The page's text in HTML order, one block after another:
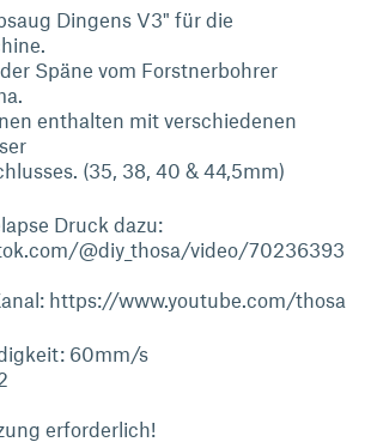
Dingens V3" für die
Späne vom Forstnerbohrer
enthalten mit verschiedenen
(35, 38, 40 & 44,5mm)
Druck dazu:
@diy_thosa/video/70236393
https://www.youtube.com/thosa
60mm/s
erforderlich!